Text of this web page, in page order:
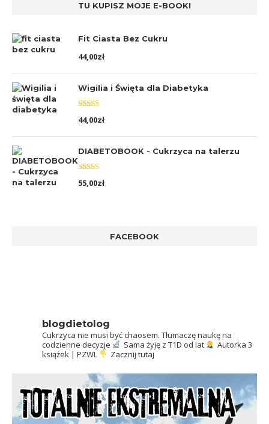
TU KUPISZ MOJE E-BOOKI
Fit Ciasta Bez Cukru
44,00zł
Wigilia i Święta dla Diabetyka
Oceniono
5.00na 5
44,00zł
DIABETOBOOK - Cukrzyca na talerzu
Oceniono
5.00na 5
55,00zł
FACEBOOK
blogdietolog
Cukrzyca nie musi być chaosem. Tłumaczę naukę na
codzienne decyzje
Sama żyję z T1D od lat
Autorka 3
książek | PZWL
Zacznij tutaj